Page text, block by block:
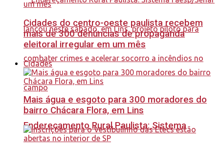
Endereçamento Rural Paulista: Sistema
Cidades do centro-oeste paulista recebem
mais de 300 denúncias de propaganda
eleitoral irregular em um mês
Cidades
Mais água e esgoto para 300 moradores do
bairro Chácara Flora, em Lins